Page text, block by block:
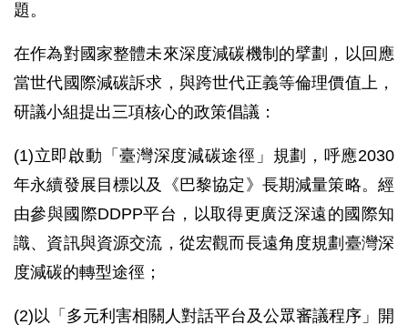
題。
在作為對國家整體未來深度減碳機制的擘劃，以回應
當世代國際減碳訴求，與跨世代正義等倫理價值上，
研議小組提出三項核心的政策倡議：
(1)立即啟動「臺灣深度減碳途徑」規劃，呼應2030
年永續發展目標以及《巴黎協定》長期減量策略。經
由參與國際DDPP平台，以取得更廣泛深遠的國際知
識、資訊與資源交流，從宏觀而長遠角度規劃臺灣深
度減碳的轉型途徑；
(2)以「多元利害相關人對話平台及公眾審議程序」開